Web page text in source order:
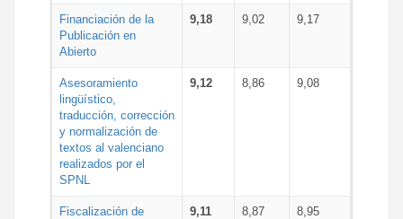
Financiación de la
Publicación en
Abierto
9,18 9,02 9,17
Asesoramiento
lingüístico,
traducción, corrección
y normalización de
textos al valenciano
realizados por el
SPNL
9,12 8,86 9,08
Fiscalización de
9,11 8,87 8,95